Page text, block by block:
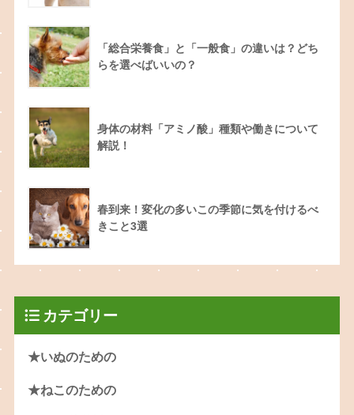
「総合栄養食」と「一般食」の違いは？どち
らを選べばいいの？
身体の材料「アミノ酸」種類や働きについて
解説！
春到来！変化の多いこの季節に気を付けるべ
きこと3選
カテゴリー
★いぬのための
★ねこのための